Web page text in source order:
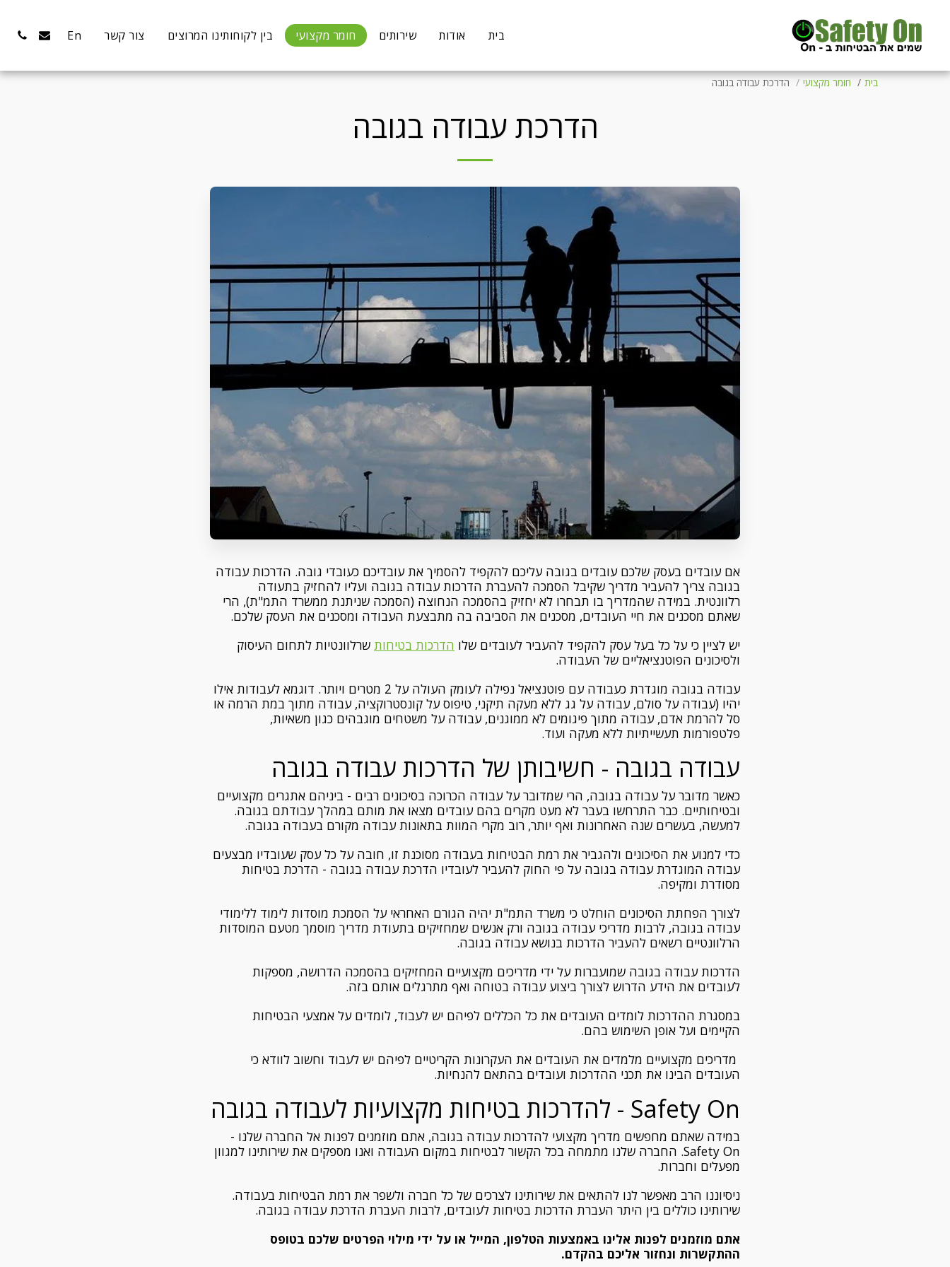
בית אודות שירותים חומר מקצועי בין לקוחותינו המרוצים צור קשר En
בית חומר מקצועי הדרכת עבודה בגובה
הדרכת עבודה בגובה
אם עובדים בעסק שלכם עובדים בגובה עליכם להקפיד להסמיך את עובדיכם כעובדי גובה. הדרכות עבודה
בגובה צריך להעביר מדריך שקיבל הסמכה להעברת הדרכות עבודה בגובה ועליו להחזיק בתעודה
רלוונטית. במידה שהמדריך בו תבחרו לא יחזיק בהסמכה הנחוצה (הסמכה שניתנת ממשרד התמ"ת), הרי
שאתם מסכנים את חיי העובדים, מסכנים את הסביבה בה מתבצעת העבודה ומסכנים את העסק שלכם.
יש לציין כי על כל בעל עסק להקפיד להעביר לעובדים שלו הדרכות בטיחות שרלוונטיות לתחום העיסוק
ולסיכונים הפוטנציאליים של העבודה.
עבודה בגובה מוגדרת כעבודה עם פוטנציאל נפילה לעומק העולה על 2 מטרים ויותר. דוגמא לעבודות אילו
יהיו (עבודה על סולם, עבודה על גג ללא מעקה תיקני, טיפוס על קונסטרוקציה, עבודה מתוך במת הרמה או
סל להרמת אדם, עבודה מתוך פיגומים לא ממוגנים, עבודה על משטחים מוגבהים כגון משאיות,
פלטפורמות תעשייתיות ללא מעקה ועוד.
עבודה בגובה - חשיבותן של הדרכות עבודה בגובה
כאשר מדובר על עבודה בגובה, הרי שמדובר על עבודה הכרוכה בסיכונים רבים - ביניהם אתגרים מקצועיים
ובטיחותיים. כבר התרחשו בעבר לא מעט מקרים בהם עובדים מצאו את מותם במהלך עבודתם בגובה.
למעשה, בעשרים שנה האחרונות ואף יותר, רוב מקרי המוות בתאונות עבודה מקורם בעבודה בגובה.
כדי למנוע את הסיכונים ולהגביר את רמת הבטיחות בעבודה מסוכנת זו, חובה על כל עסק שעובדיו מבצעים
עבודה המוגדרת עבודה בגובה על פי החוק להעביר לעובדיו הדרכת עבודה בגובה - הדרכת בטיחות
מסודרת ומקיפה.
לצורך הפחתת הסיכונים הוחלט כי משרד התמ"ת יהיה הגורם האחראי על הסמכת מוסדות לימוד ללימודי
עבודה בגובה, לרבות מדריכי עבודה בגובה ורק אנשים שמחזיקים בתעודת מדריך מוסמך מטעם המוסדות
הרלוונטיים רשאים להעביר הדרכות בנושא עבודה בגובה.
הדרכות עבודה בגובה שמועברות על ידי מדריכים מקצועיים המחזיקים בהסמכה הדרושה, מספקות
לעובדים את הידע הדרוש לצורך ביצוע עבודה בטוחה ואף מתרגלים אותם בזה.
במסגרת ההדרכות לומדים העובדים את כל הכללים לפיהם יש לעבוד, לומדים על אמצעי הבטיחות
הקיימים ועל אופן השימוש בהם.
מדריכים מקצועיים מלמדים את העובדים את העקרונות הקריטיים לפיהם יש לעבוד וחשוב לוודא כי
העובדים הבינו את תכני ההדרכות ועובדים בהתאם להנחיות.
Safety On - להדרכות בטיחות מקצועיות לעבודה בגובה
במידה שאתם מחפשים מדריך מקצועי להדרכות עבודה בגובה, אתם מוזמנים לפנות אל החברה שלנו -
Safety On. החברה שלנו מתמחה בכל הקשור לבטיחות במקום העבודה ואנו מספקים את שירותינו למגוון
מפעלים וחברות.
ניסיוננו הרב מאפשר לנו להתאים את שירותינו לצרכים של כל חברה ולשפר את רמת הבטיחות בעבודה.
שירותינו כוללים בין היתר העברת הדרכות בטיחות לעובדים, לרבות העברת הדרכת עבודה בגובה.
אתם מוזמנים לפנות אלינו באמצעות הטלפון, המייל או על ידי מילוי הפרטים שלכם בטופס
ההתקשרות ונחזור אליכם בהקדם.